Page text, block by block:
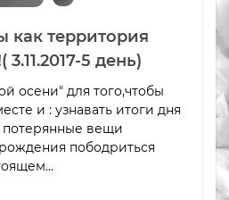
как территория
5 день)
осени" для того,чтобы
и : узнавать итоги дня
вещи
пободриться